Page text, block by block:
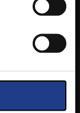
ONLINE!